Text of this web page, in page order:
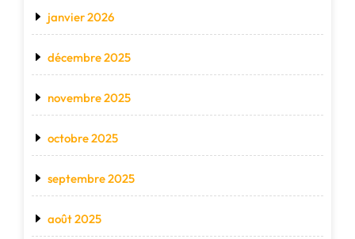
janvier 2026
décembre 2025
novembre 2025
octobre 2025
septembre 2025
août 2025